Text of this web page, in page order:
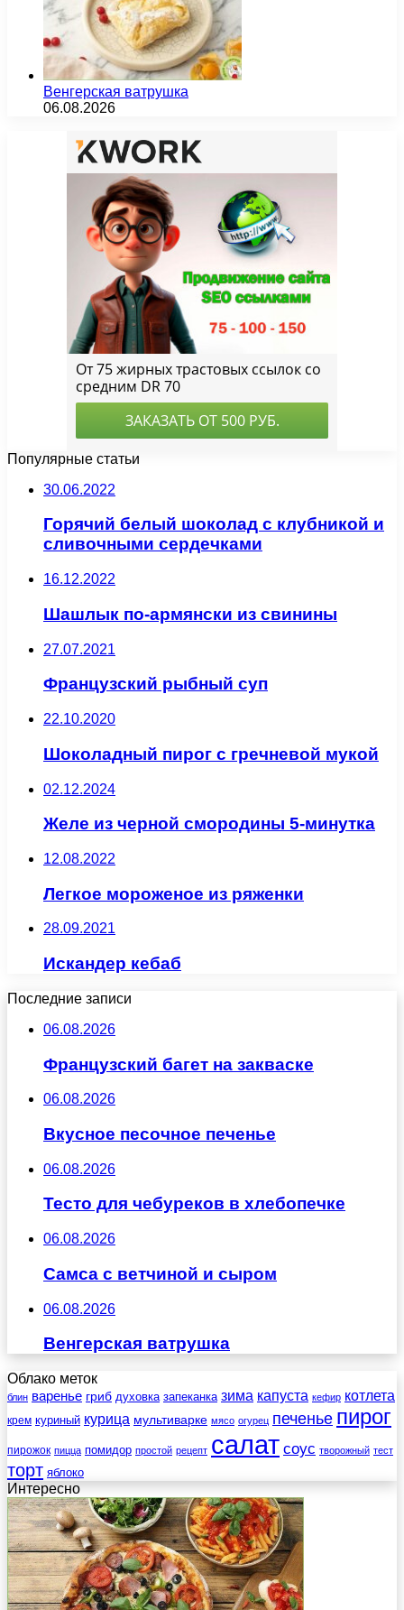
Венгерская ватрушка
06.08.2026
Популярные статьи
30.06.2022
Горячий белый шоколад с клубникой и
сливочными сердечками
16.12.2022
Шашлык по-армянски из свинины
27.07.2021
Французский рыбный суп
22.10.2020
Шоколадный пирог с гречневой мукой
02.12.2024
Желе из черной смородины 5-минутка
12.08.2022
Легкое мороженое из ряженки
28.09.2021
Искандер кебаб
Последние записи
06.08.2026
Французский багет на закваске
06.08.2026
Вкусное песочное печенье
06.08.2026
Тесто для чебуреков в хлебопечке
06.08.2026
Самса с ветчиной и сыром
06.08.2026
Венгерская ватрушка
Облако меток
блин варенье гриб духовка запеканка зима капуста кефир котлета
крем куриный курица мультиварке мясо огурец печенье пирог
пирожок пицца помидор простой рецепт салат соус творожный тест
торт яблоко
Интересно